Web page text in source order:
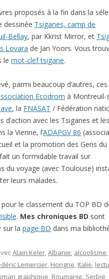
proposés à la fin dans la
dessinée Tsiganes, camp de
Bellay, par Kkrist Mirror, et
Lovara de Jan Yoors. Vous
le mot-clef tsigane.
parmi beaucoup d’autres, ces
Ecodrom à Montreuil-
, la FNASAT / Fédération
d’action avec les Tsiganes et
la Vienne, l’ADAPGV 86
et la promotion des Gens du
un formidable travail sur
du voyage (avec Toulouse)
leurs malades.
le classement du TOP BD
. Mes chroniques BD sont
sur la page BD dans ma
Alain Keler,Albanie, alcoolisme,
Lemercier, Hongrie, Italie,
graphique, Roumanie, Serbie,